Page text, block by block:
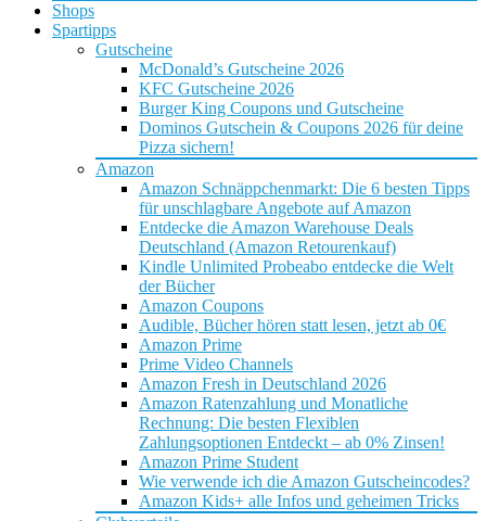
Shops
Spartipps
Gutscheine
McDonald’s Gutscheine 2026
KFC Gutscheine 2026
Burger King Coupons und Gutscheine
Dominos Gutschein & Coupons 2026 für deine
Pizza sichern!
Amazon
Amazon Schnäppchenmarkt: Die 6 besten Tipps
für unschlagbare Angebote auf Amazon
Entdecke die Amazon Warehouse Deals
Deutschland (Amazon Retourenkauf)
Kindle Unlimited Probeabo entdecke die Welt
der Bücher
Amazon Coupons
Audible, Bücher hören statt lesen, jetzt ab 0€
Amazon Prime
Prime Video Channels
Amazon Fresh in Deutschland 2026
Amazon Ratenzahlung und Monatliche
Rechnung: Die besten Flexiblen
Zahlungsoptionen Entdeckt – ab 0% Zinsen!
Amazon Prime Student
Wie verwende ich die Amazon Gutscheincodes?
Amazon Kids+ alle Infos und geheimen Tricks